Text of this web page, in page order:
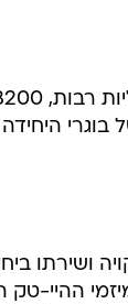
בוגרי
רשף הוא אחד